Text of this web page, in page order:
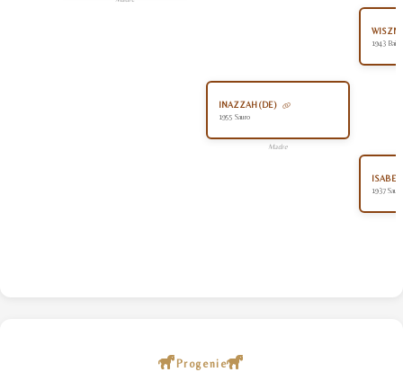
INAZZAH (DE)
1955 Sauro
Madre
1943 Baio
1937 Sauro
Progenie